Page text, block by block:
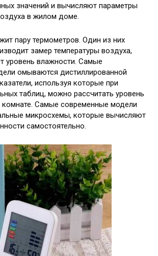
значений и вычисляют параметры
в жилом доме.
пару термометров. Один из них
замер температуры воздуха,
уровень влажности. Самые
омываются дистиллированной
используя которые при
таблиц, можно рассчитать уровень
комнате. Самые современные модели
микросхемы, которые вычисляют
самостоятельно.